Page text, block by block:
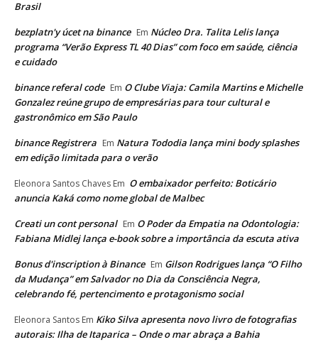
Brasil
bezplatn'y úcet na binance Em Núcleo Dra. Talita Lelis lança
programa “Verão Express TL 40 Dias” com foco em saúde, ciência
e cuidado
binance referal code Em O Clube Viaja: Camila Martins e Michelle
Gonzalez reúne grupo de empresárias para tour cultural e
gastronômico em São Paulo
binance Registrera Em Natura Tododia lança mini body splashes
em edição limitada para o verão
Eleonora Santos Chaves Em O embaixador perfeito: Boticário
anuncia Kaká como nome global de Malbec
Creati un cont personal Em O Poder da Empatia na Odontologia:
Fabiana Midlej lança e-book sobre a importância da escuta ativa
Bonus d'inscription à Binance Em Gilson Rodrigues lança “O Filho
da Mudança” em Salvador no Dia da Consciência Negra,
celebrando fé, pertencimento e protagonismo social
Eleonora Santos Em Kiko Silva apresenta novo livro de fotografias
autorais: Ilha de Itaparica – Onde o mar abraça a Bahia